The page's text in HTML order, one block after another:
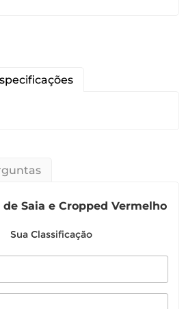
este
caso seu produto
revisar aspolíticas de
Saia e Cropped Vermelho
Sua Classificação